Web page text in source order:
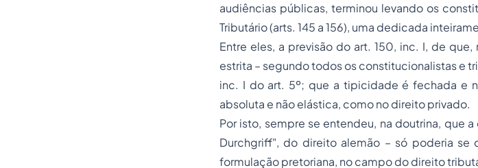
audiências públicas, terminou levando os
Tributário (arts. 145 a 156), uma dedicada
Entre eles, a previsão do art. 150, inc. I, de
estrita – segundo todos os constitucionalistas e
inc. I do art. 5º; que a tipicidade é fechada e
absoluta e não elástica, como no direito privado.
Por isto, sempre se entendeu, na doutrina, que
Durchgriff", do direito alemão – só poderia se
formulação pretoriana, no campo do direito